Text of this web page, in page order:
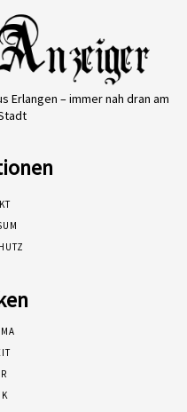
Erlangen – immer nah dran am